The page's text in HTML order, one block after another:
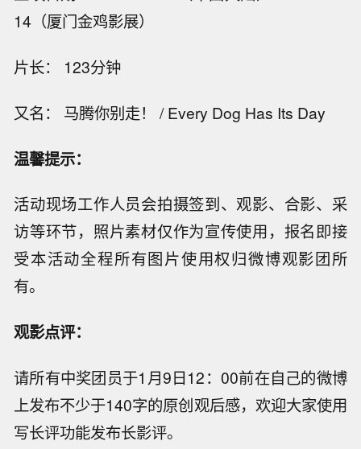
14（厦门金鸡影展）
片长： 123分钟
又名： 马腾你别走！ / Every Dog Has Its Day
温馨提示：
活动现场工作人员会拍摄签到、观影、合影、采
访等环节，照片素材仅作为宣传使用，报名即接
受本活动全程所有图片使用权归微博观影团所
有。
观影点评：
请所有中奖团员于1月9日12：00前在自己的微博
上发布不少于140字的原创观后感，欢迎大家使用
写长评功能发布长影评。